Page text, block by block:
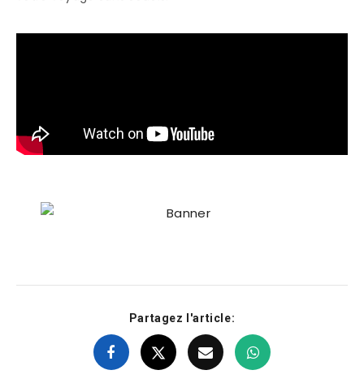
Partagez l'article: